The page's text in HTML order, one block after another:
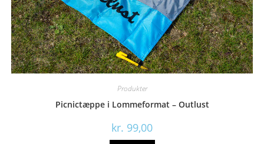
Produkter
Picnictæppe i Lommeformat – Outlust
kr. 99,00